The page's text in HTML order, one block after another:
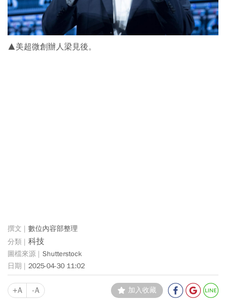
▲美超微創辦人梁見後。
數位內容部整理
科技
Shutterstock
2025-04-30 11:02
+A -A 加入收藏